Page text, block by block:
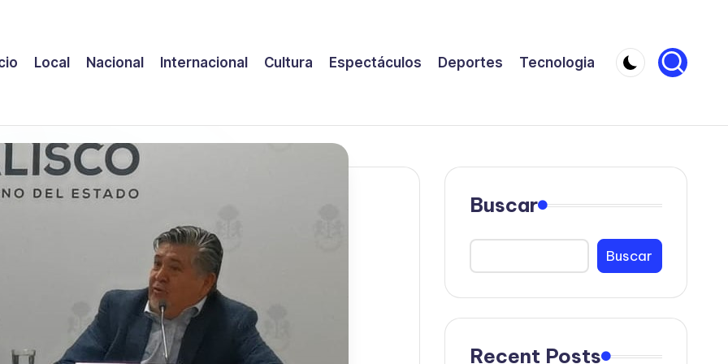
Local Nacional Internacional Cultura Espectáculos Deportes Tecnologia
Buscar
Buscar
Recent Posts